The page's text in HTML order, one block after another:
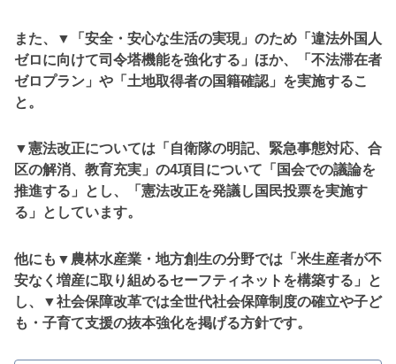
また、▼「安全・安心な生活の実現」のため「違法外国人
ゼロに向けて司令塔機能を強化する」ほか、「不法滞在者
ゼロプラン」や「土地取得者の国籍確認」を実施するこ
と。
▼憲法改正については「自衛隊の明記、緊急事態対応、合
区の解消、教育充実」の4項目について「国会での議論を
推進する」とし、「憲法改正を発議し国民投票を実施す
る」としています。
他にも▼農林水産業・地方創生の分野では「米生産者が不
安なく増産に取り組めるセーフティネットを構築する」と
し、▼社会保障改革では全世代社会保障制度の確立や子ど
も・子育て支援の抜本強化を掲げる方針です。